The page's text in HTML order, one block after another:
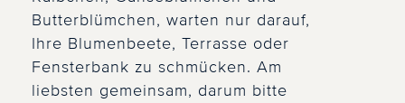
Butterblümchen, warten nur darauf,
Ihre Blumenbeete, Terrasse oder
Fensterbank zu schmücken. Am
liebsten gemeinsam, darum bitte